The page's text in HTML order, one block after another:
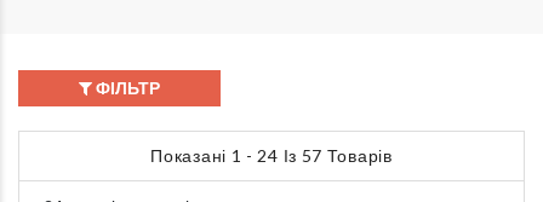
ФІЛЬТР
Показані 1 - 24 Із 57 Товарів